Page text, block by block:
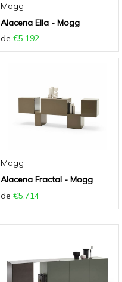
Mogg
Alacena Ella - Mogg
de €5.192
Mogg
Alacena Fractal - Mogg
de €5.714